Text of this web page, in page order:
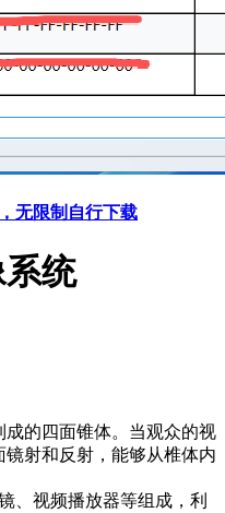
无限制自行下载
统
的四面锥体。当观众的视
射和反射，能够从椎体内
视频播放器等组成，利